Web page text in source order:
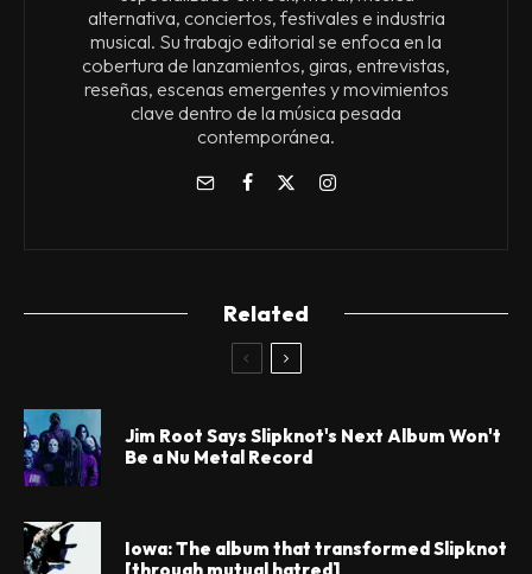
alternativa, conciertos, festivales e industria
musical. Su trabajo editorial se enfoca en la
cobertura de lanzamientos, giras, entrevistas,
reseñas, escenas emergentes y movimientos
clave dentro de la música pesada
contemporánea.
Related
Jim Root Says Slipknot's Next Album Won't
Be a Nu Metal Record
Iowa: The album that transformed Slipknot